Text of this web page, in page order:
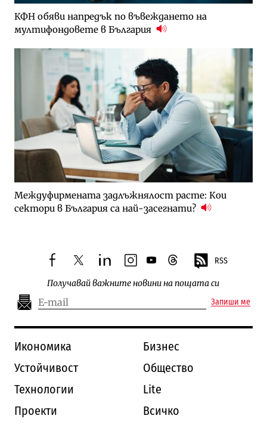
КФН обяви напредък по въвеждането на
мултифондовете в България
Междуфирмената задлъжнялост расте: Кои
сектори в България са най-засегнати?
facebooktwitterlinkedininstagram
youtubethreads RSS
Получавай важните новини на пощата си
Запиши ме
Икономика
Бизнес
Устойчивост
Общество
Технологии
Lite
Проекти
Всичко